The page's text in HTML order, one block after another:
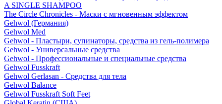
A SINGLE SHAMPOO
The Circle Chronicles - Маски с мгновенным эффектом
Gehwol (Германия)
Gehwol Med
Gehwol - Пластыри, супинаторы, средства из гель-полимера
Gehwol - Универсальные средства
Gehwol - Профессиональные и специальные средства
Gehwol Fusskraft
Gehwol Gerlasan - Средства для тела
Gehwol Balance
Gehwol Fusskraft Soft Feet